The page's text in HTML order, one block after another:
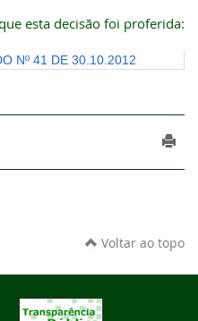
esta decisão foi proferida:
Nº 41 DE 30.10.2012
Voltar ao topo